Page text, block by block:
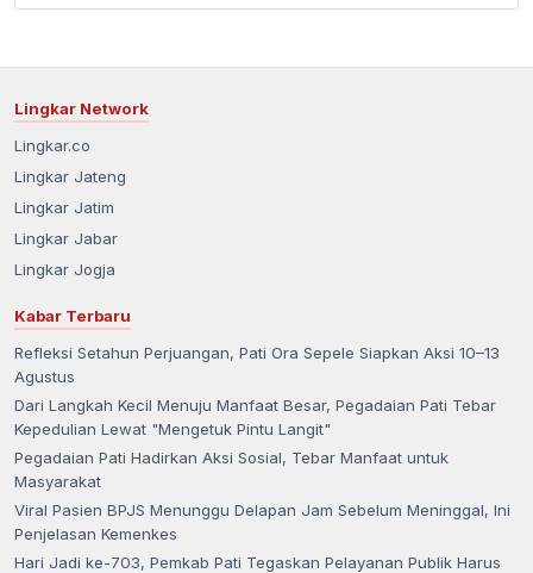
Lingkar Network
Lingkar.co
Lingkar Jateng
Lingkar Jatim
Lingkar Jabar
Lingkar Jogja
Kabar Terbaru
Refleksi Setahun Perjuangan, Pati Ora Sepele Siapkan Aksi 10–13
Agustus
Dari Langkah Kecil Menuju Manfaat Besar, Pegadaian Pati Tebar
Kepedulian Lewat "Mengetuk Pintu Langit"
Pegadaian Pati Hadirkan Aksi Sosial, Tebar Manfaat untuk
Masyarakat
Viral Pasien BPJS Menunggu Delapan Jam Sebelum Meninggal, Ini
Penjelasan Kemenkes
Hari Jadi ke-703, Pemkab Pati Tegaskan Pelayanan Publik Harus